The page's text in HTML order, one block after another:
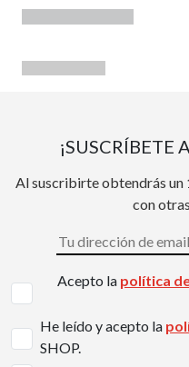
¡SUSCRÍBETE
Al suscribirte obtendrás un
con
Acepto la política
He leído y acepto la
SHOP.